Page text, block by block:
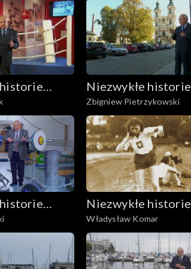
Niezwykłe historie
Biało-Czerwonych
Zbigniew Pietrzykowski
Niezwykłe historie
Biało-Czerwonych
Władysław Komar